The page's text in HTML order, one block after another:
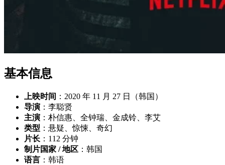
基本信息
上映时间 ：2020 年 11 月 27 日（韩国）
导演 ：李聪贤
主演 ：朴信惠、全钟瑞、金成铃、李艾
类型 ：悬疑、惊悚、奇幻
片长 ：112 分钟
制片国家 / 地区 ：韩国
语言 ：韩语